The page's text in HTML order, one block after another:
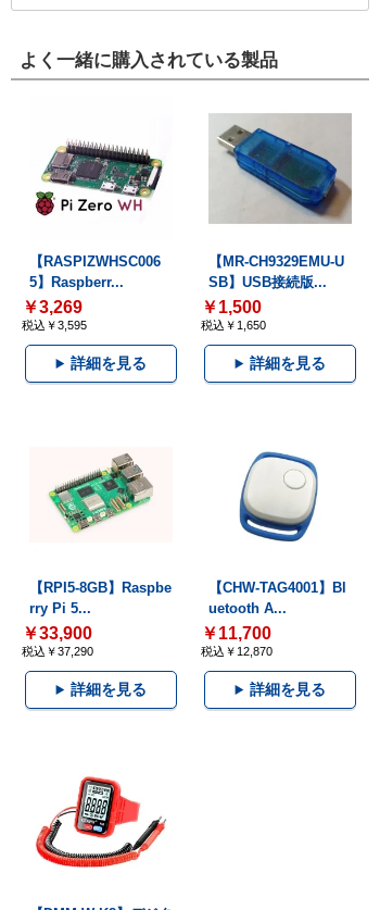
よく一緒に購入されている製品
【RASPIZWHSC006
5】Raspberr...
￥3,269
税込￥3,595
詳細を見る
【MR-CH9329EMU-U
SB】USB接続版...
￥1,500
税込￥1,650
詳細を見る
【RPI5-8GB】Raspbe
rry Pi 5...
￥33,900
税込￥37,290
詳細を見る
【CHW-TAG4001】Bl
uetooth A...
￥11,700
税込￥12,870
詳細を見る